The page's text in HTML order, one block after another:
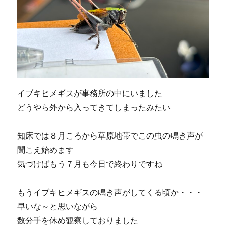
イブキヒメギスが事務所の中にいました
どうやら外から入ってきてしまったみたい
知床では８月ころから草原地帯でこの虫の鳴き声が
聞こえ始めます
気づけばもう７月も今日で終わりですね
もうイブキヒメギスの鳴き声がしてくる頃か・・・
早いな～と思いながら
数分手を休め観察しておりました